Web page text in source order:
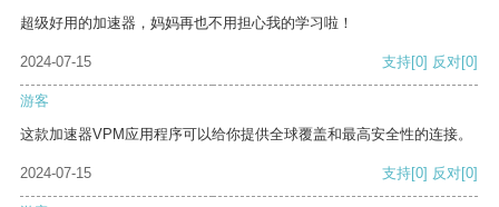
超级好用的加速器，妈妈再也不用担心我的学习啦！
2024-07-15 支持[0] 反对[0]
游客
这款加速器VPM应用程序可以给你提供全球覆盖和最高安全性的连接。
2024-07-15 支持[0] 反对[0]